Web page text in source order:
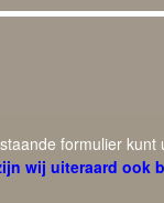
formulier
wij uiteraard ook